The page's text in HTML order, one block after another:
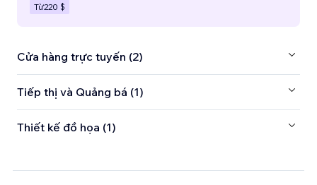
Từ220 $
Cửa hàng trực tuyến (2)
Tiếp thị và Quảng bá (1)
Thiết kế đồ họa (1)